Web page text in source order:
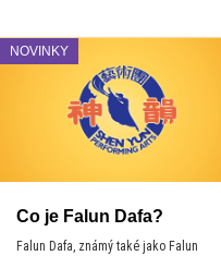
NOVINKY
Co je Falun Dafa?
Falun Dafa, známý také jako Falun